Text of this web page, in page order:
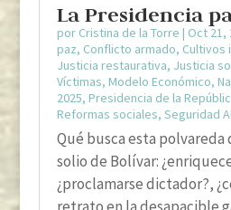
La Presidencia
por Cristina de la Torre | Oct 21,
paz, Conflicto armado, Cultivos
Justicia restaurativa, Justicia
Víctimas, Modelo Económico,
2025, Presidencia de la
Reformas sociales, Seguridad
Qué busca esta polvareda
solio de Bolívar:
¿proclamarse dictador?,